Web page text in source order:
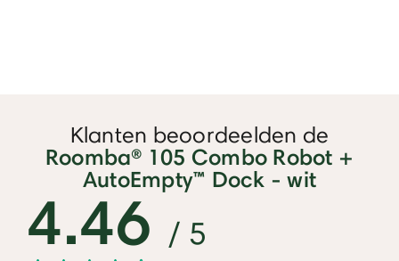
Klanten beoordeelden de
Roomba® 105 Combo Robot +
AutoEmpty™ Dock - wit
4.46 / 5